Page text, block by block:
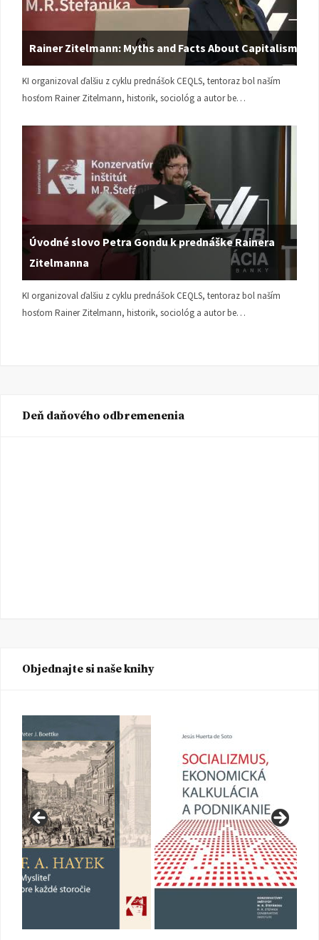
Rainer Zitelmann: Myths and Facts About Capitalism
KI organizoval ďalšiu z cyklu prednášok CEQLS, tentoraz bol naším
hosťom Rainer Zitelmann, historik, sociológ a autor be…
Úvodné slovo Petra Gondu k prednáške Rainera
Zitelmanna
KI organizoval ďalšiu z cyklu prednášok CEQLS, tentoraz bol naším
hosťom Rainer Zitelmann, historik, sociológ a autor be…
Deň daňového odbremenenia
Objednajte si naše knihy